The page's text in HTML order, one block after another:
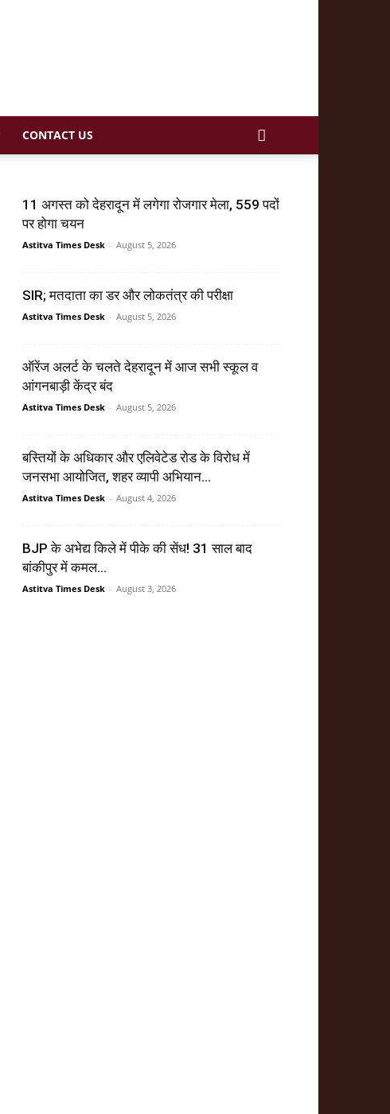
CONTACT US
11 अगस्त को देहरादून में लगेगा रोजगार मेला, 559 पदों
पर होगा चयन
Astitva Times Desk - August 5, 2026
SIR; मतदाता का डर और लोकतंत्र की परीक्षा
Astitva Times Desk - August 5, 2026
ऑरेंज अलर्ट के चलते देहरादून में आज सभी स्कूल व
आंगनबाड़ी केंद्र बंद
Astitva Times Desk - August 5, 2026
बस्तियों के अधिकार और एलिवेटेड रोड के विरोध में
जनसभा आयोजित, शहर व्यापी अभियान...
Astitva Times Desk - August 4, 2026
BJP के अभेद्य किले में पीके की सेंध! 31 साल बाद
बांकीपुर में कमल...
Astitva Times Desk - August 3, 2026